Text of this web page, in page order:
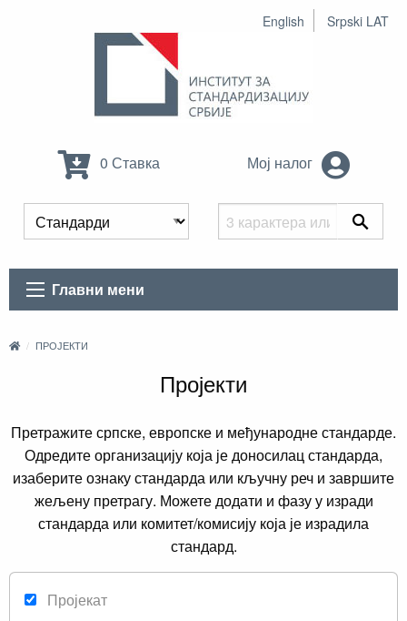
English Srpski LAT
0 Ставка Мој налог
Главни мени
ПРОЈЕКТИ
Пројекти
Претражите српске, европске и међународне стандарде.
Одредите организацију која је доносилац стандарда,
изаберите ознаку стандарда или кључну реч и завршите
жељену претрагу. Можете додати и фазу у изради
стандарда или комитет/комисију која је израдила
стандард.
Пројекат